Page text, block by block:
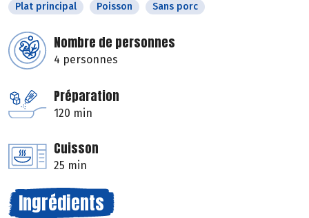
Plat principal Poisson Sans porc
Nombre de personnes
4 personnes
Préparation
120 min
Cuisson
25 min
Ingrédients